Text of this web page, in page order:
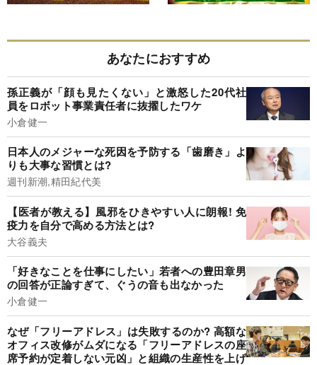
あなたにおすすめ
孫正義が「顔も見たくない」と激怒した20代社
員をロボット事業責任者に抜擢したワケ
小倉健一
日本人のメジャーな死因を予防する「歯磨き」よ
りも大事な習慣とは?
週刊新潮,精田紀代美
【医者が教える】風邪をひきやすい人に朗報! 免
疫力を自分で高める方法とは?
大谷義夫
「好きなことを仕事にしたい」若者への豊田章男
の回答が正論すぎて、ぐうの音も出なかった
小倉健一
なぜ「フリーアドレス」は失敗するのか? 高額な
オフィス改修がムダになる「フリーアドレスの座
席予約が定着しない元凶」と組織の生産性を上げ